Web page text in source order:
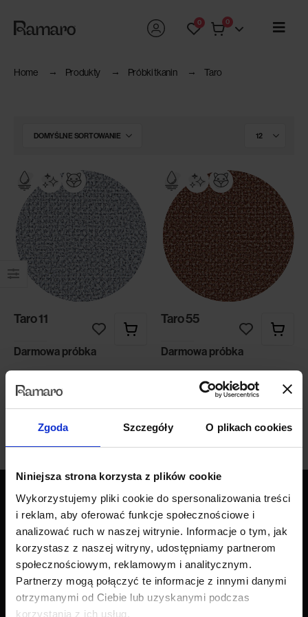
Zgoda Szczegóły O plikach cookies
Niniejsza strona korzysta z plików cookie
Wykorzystujemy pliki cookie do spersonalizowania treści
i reklam, aby oferować funkcje społecznościowe i
analizować ruch w naszej witrynie. Informacje o tym, jak
korzystasz z naszej witryny, udostępniamy partnerom
społecznościowym, reklamowym i analitycznym.
Partnerzy mogą połączyć te informacje z innymi danymi
otrzymanymi od Ciebie lub uzyskanymi podczas
korzystania z ich usług.
0 0
Home Produkty Próbki tkanin Taro
Taro 11
Darmowa próbka
Taro 55
Darmowa próbka
Produkty
Wszystkie produkty
Sofy
Narożniki
Łóżka i materace